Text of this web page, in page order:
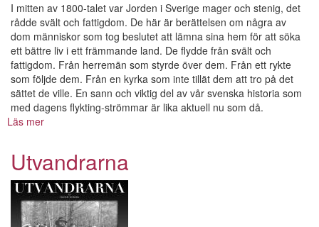
I mitten av 1800-talet var Jorden i Sverige mager och stenig, det
rådde svält och fattigdom. De här är berättelsen om några av
dom människor som tog beslutet att lämna sina hem för att söka
ett bättre liv i ett främmande land. De flydde från svält och
fattigdom. Från herremän som styrde över dem. Från ett rykte
som följde dem. Från en kyrka som inte tillät dem att tro på det
sättet de ville. En sann och viktig del av vår svenska historia som
med dagens flykting-strömmar är lika aktuell nu som då.
Läs mer
Utvandrarna